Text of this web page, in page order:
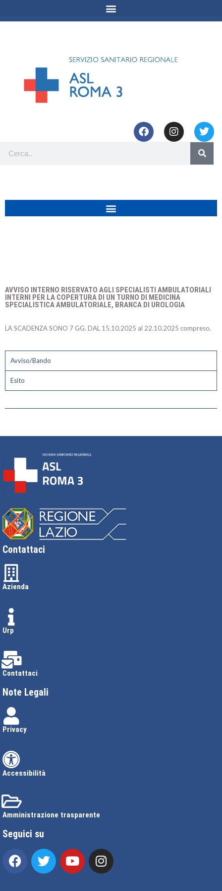
AVVISO INTERNO RISERVATO AGLI SPECIALISTI AMBULATORIALI
INTERNI PER LA COPERTURA DI UN TURNO DI MEDICINA
SPECIALISTICA AMBULATORIALE, BRANCA DI UROLOGIA
LA SCADENZA SONO 7 GG. DAL 15.10.2025 al 22.10.2025 compreso.
Avviso/Bando
Esito
Contattaci
Azienda
Urp
Contattaci
Note Legali
Privacy
Accessibilità
Amministrazione trasparente
Seguici su